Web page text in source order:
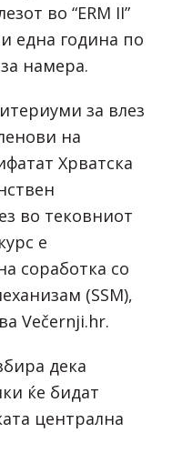
во “ERM II”
една година по
намера.
за влез
на
Хрватска
во тековниот
е
соработка со
(SSM),
Večernji.hr.
дека
ќе бидат
централна